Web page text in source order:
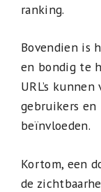
ranking.
Bovendien is
en bondig te
URL’s
gebruikers
beïnvloeden.
Kortom, een
de